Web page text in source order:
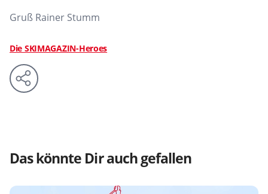
Gruß Rainer Stumm
Die SKIMAGAZIN-Heroes
Das könnte Dir auch gefallen